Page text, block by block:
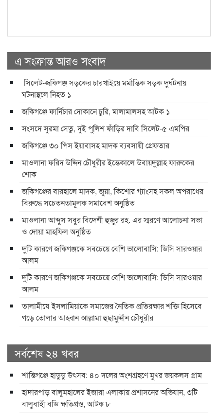
এ সংক্রান্ত আরও সংবাদ
সিলেট-জকিগঞ্জ সড়কের চারখাইয়ে মর্মান্তিক সড়ক দুর্ঘটনায়
ঘটনাস্থলে নিহত ১
জকিগঞ্জে ফার্নিচার দোকানে চুরি, মালামালসহ আটক ১
সংসদে সুরমা সেতু, দুই পুলিশ ফাঁড়ির দাবি সিলেট-৫ এমপির
জকিগঞ্জে ৩০ পিস ইয়াবাসহ মাদক ব্যবসায়ী গ্রেফতার
মাওলানা ফরিদ উদ্দিন চৌধুরীর ইন্তেকালে উবায়দুল্লাহ ফারুকের
শোক
জকিগঞ্জের বারহালে মাদক, জুয়া, কিশোর গ্যাংসহ সকল অপরাধের
বিরুদ্ধে সচেতনতামূলক সমাবেশ অনুষ্ঠিত
মাওলানা আব্দুস সবুর বিদেশী হুজুর রহ. এর স্মরণে আলোচনা সভা
ও দোয়া মাহফিল অনুষ্ঠিত
দুটি কারণে জকিগঞ্জকে সবচেয়ে বেশি ভালোবাসি: ডিসি সারওয়ার
আলম
দুটি কারণে জকিগঞ্জকে সবচেয়ে বেশি ভালোবাসি: ডিসি সারওয়ার
আলম
তালামীযে ইসলামিয়াকে সমাজের নৈতিক প্রতিরক্ষার শক্তি হিসেবে
গড়ে তোলার আহ্বান আল্লামা হুছামুদ্দীন চৌধুরীর
সর্বশেষ ২৪ খবর
শান্তিগঞ্জে হাডুডু উৎসব: ৪০ দলের অংশগ্রহণে মুখর জয়কলস গ্রাম
হাদারপাড় বালুমহালের ইজারা এলাকায় প্রশাসনের অভিযান, ৩টি
বালুবাহী বডি ক্ষতিগ্রস্ত, আটক ৮